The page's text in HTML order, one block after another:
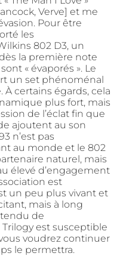
Verve] et me
Pour être
les
802 D3, un
la première note
« évaporés ». Le
un set phénoménal
À certains égards, cela
plus fort, mais
de l’éclat fin que
ajoutent au son
n’est pas
au monde et le 802
naturel, mais
élevé d’engagement
est
un peu plus vivant et
mais à long
de
est susceptible
voudrez continuer
le permettra.